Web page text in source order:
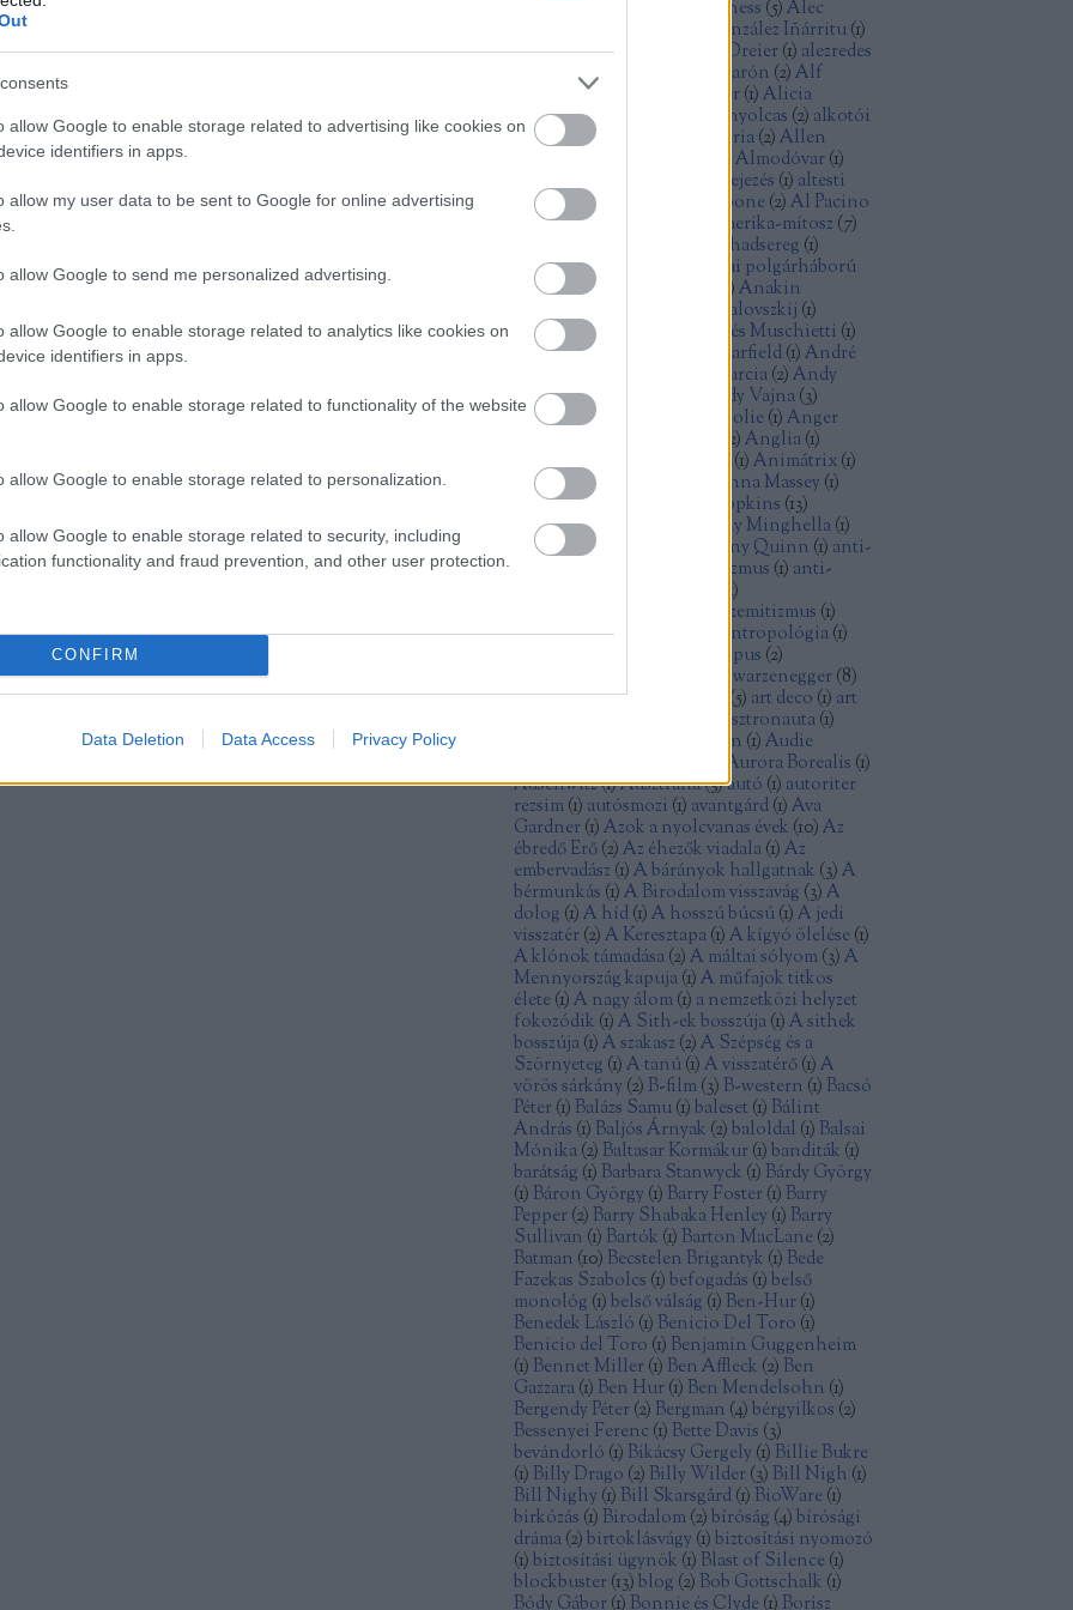
allow Google to enable storage related to advertising like cookies on
identifiers in apps.
allow my user data to be sent to Google for online advertising
allow Google to send me personalized advertising.
allow Google to enable storage related to analytics like cookies on
identifiers in apps.
allow Google to enable storage related to functionality of the website
allow Google to enable storage related to personalization.
allow Google to enable storage related to security, including
functionality and fraud prevention, and other user protection.
CONFIRM
Data Deletion Data Access Privacy Policy
Alec Guinness (5)Alec
Alejandro González Iñárritu(1)
Alexandre Desplat
Alex Dreier(1) alezredes
álfilozófia Alfonso Cuarón (2)Alf
) Alice Rohrwacher(1)Alicia
Vikander( Aljas nyolcas (2) alkotói
válság
államiság allegória(2)Allen
Almodóvar(1)
alternatív befejezés (1) altesti
poénok
) Al Capone (2)Al Pacino
)American Graffiti Amerika-mítosz (7)
amerikai hadsereg (1)
amerikai kisváros
amerikai polgárháború
Amidala )Anakin
Andrej Koncsalovszkij (1)
Andrej Tarkovszkij
Andrés Muschietti (1)
Andrew Davis
Andrew Garfield(1)André
Andy Garcia(2)Andy
Jones(1)Andy Serkis Andy Vajna(3)
Andzrej Vajda
Angelina Jolie (1)Anger
2)Anglia(1)
animáció
(1)Animátrix(1)
anime
Anna Karina Anna Massey (1)
Ann Doran
Anthony Hopkins (13)
Anthony Mann
Anthony Minghella(1)
Anthony Perkins
Anthony Quinn (1) anti-
anti-kapitalizmus (1) anti-
1)
antiszemitizmus (1)
antiutópia(1) antropológia(1)
archetípus (2)
Arnold Schwarzenegger(8)
ártatlanság(1)Arthur Penn (5) art deco (1) art
asztronauta(1)
Atom Egoyan (1)Audie
Aurora Borealis (1)
Auschwitz(1)Ausztrália(3)autó (1) autoriter
rezsim(1) autósmozi (1) avantgárd(1)Ava
Gardner(1)Azok a nyolcvanas évek (10)Az
ébredő Erő(2)Az éhezők viadala(1)Az
embervadász (1)A bárányok hallgatnak (3)A
bérmunkás (1)A Birodalom visszavág (3)A
dolog (1)A híd(1)A hosszú búcsú(1)A jedi
visszatér(2)A Keresztapa(1)A kígyó ölelése (1)
A klónok támadása(2)A máltai sólyom(3)A
Mennyország kapuja(1)A műfajok titkos
élete (1)A nagy álom(1) a nemzetközi helyzet
fokozódik (1)A Sith-ek bosszúja(1)A sithek
bosszúja(1)A szakasz (2)A Szépség és a
Szörnyeteg (1)A tanú(1)A visszatérő(1)A
vörös sárkány (2) B-film(3) B-western (1) Bacsó
Péter(1) Balázs Samu(1)baleset (1) Bálint
András (1) Baljós Árnyak (2)baloldal (1) Balsai
Mónika(2) Baltasar Kormákur(1)banditák (1)
barátság (1) Barbara Stanwyck (1) Bárdy György
(1) Báron György (1) Barry Foster(1) Barry
Pepper(2) Barry Shabaka Henley (1) Barry
Sullivan (1) Bartók (1) Barton MacLane (2)
Batman (10) Becstelen Brigantyk (1) Bede
Fazekas Szabolcs (1)befogadás (1)belső
monológ (1)belső válság (1) Ben-Hur(1)
Benedek László (1) Benicio Del Toro (1)
Benicio del Toro (1) Benjamin Guggenheim
(1) Bennet Miller(1) Ben Affleck (2) Ben
Gazzara(1) Ben Hur(1) Ben Mendelsohn (1)
Bergendy Péter(2) Bergman (4)bérgyilkos (2)
Bessenyei Ferenc (1) Bette Davis (3)
bevándorló (1) Bikácsy Gergely (1) Billie Bukre
(1) Billy Drago (2) Billy Wilder(3) Bill Nigh (1)
Bill Nighy (1) Bill Skarsgård(1) BioWare (1)
birkózás (1) Birodalom(2)bíróság (4)bírósági
dráma(2)birtoklásvágy (1)biztosítási nyomozó
(1)biztosítási ügynök (1) Blast of Silence (1)
blockbuster(13)blog (2) Bob Gottschalk (1)
Bódy Gábor(1) Bonnie és Clyde (1) Borisz